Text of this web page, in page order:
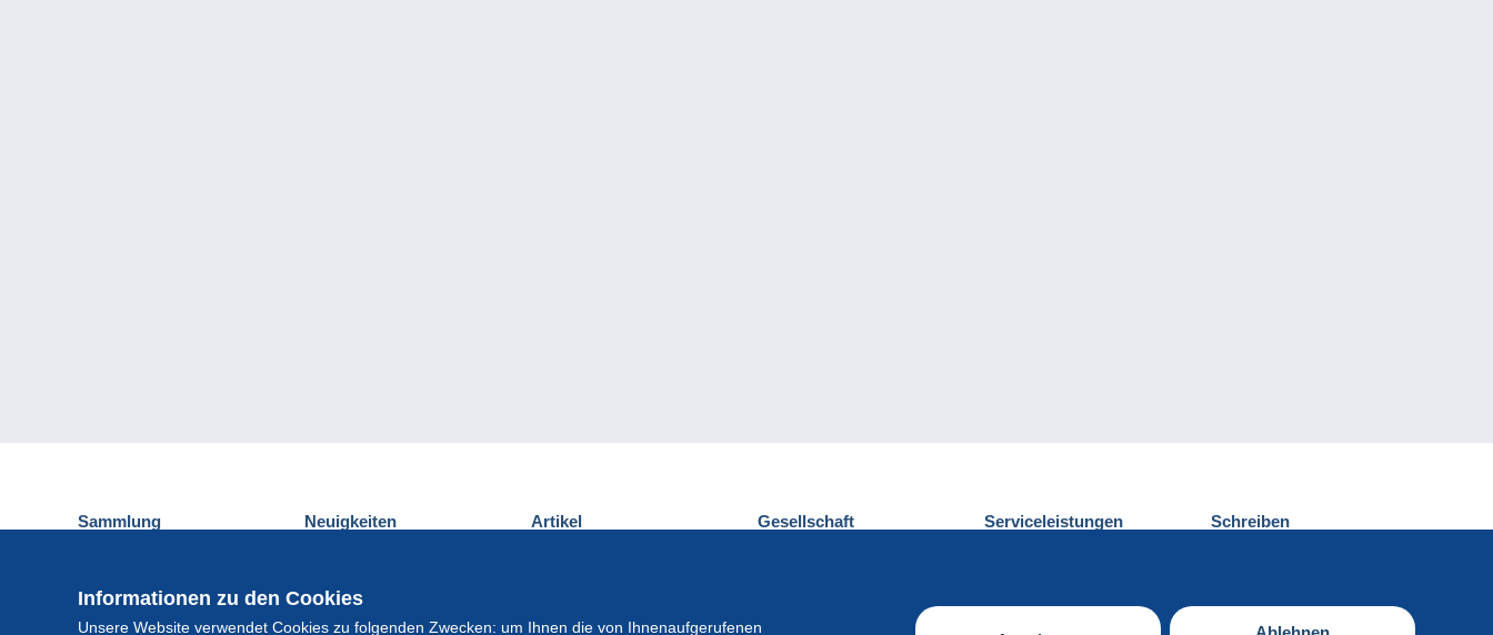
Informationen zu den Cookies
Unsere Website verwendet Cookies zu folgenden Zwecken: um Ihnen die von Ihnenaufgerufenen
Sammlung
Münzen und Banknoten
Neuigkeiten Artikel Gesellschaft Serviceleistungen Schreiben